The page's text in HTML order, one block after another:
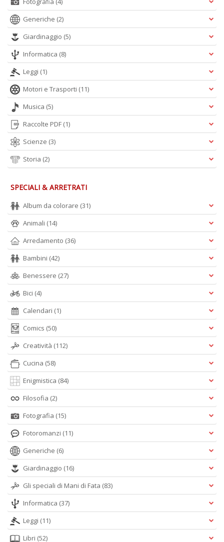
Generiche (2)
Giardinaggio (5)
Informatica (8)
Leggi (1)
Motori e Trasporti (11)
Musica (5)
Raccolte PDF (1)
Scienze (3)
Storia (2)
SPECIALI & ARRETRATI
Album da colorare (31)
Animali (14)
Arredamento (36)
Bambini (42)
Benessere (27)
Bici (4)
Calendari (1)
Comics (50)
Creatività (112)
Cucina (58)
Enigmistica (84)
Filosofia (2)
Fotografia (15)
Fotoromanzi (11)
Generiche (6)
Giardinaggio (16)
Gli speciali di Mani di Fata (83)
Informatica (37)
Leggi (11)
Libri (52)